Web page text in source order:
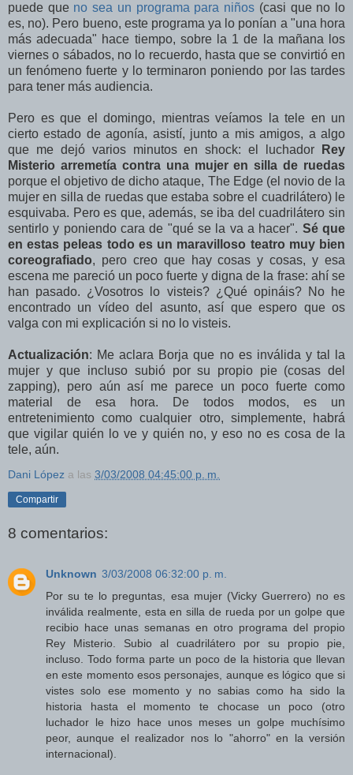
puede que no sea un programa para niños (casi que no lo
es, no). Pero bueno, este programa ya lo ponían a "una hora
más adecuada" hace tiempo, sobre la 1 de la mañana los
viernes o sábados, no lo recuerdo, hasta que se convirtió en
un fenómeno fuerte y lo terminaron poniendo por las tardes
para tener más audiencia.
Pero es que el domingo, mientras veíamos la tele en un
cierto estado de agonía, asistí, junto a mis amigos, a algo
que me dejó varios minutos en shock: el luchador
Rey
Misterio arremetía contra una mujer en silla de ruedas
porque el objetivo de dicho ataque, The Edge (el novio de la
mujer en silla de ruedas que estaba sobre el cuadrilátero) le
esquivaba. Pero es que, además, se iba del cuadrilátero sin
sentirlo y poniendo cara de "qué se la va a hacer". Sé que
en estas peleas todo es un maravilloso teatro muy bien
coreografiado, pero creo que hay cosas y cosas, y esa
escena me pareció un poco fuerte y digna de la frase: ahí se
han pasado. ¿Vosotros lo visteis? ¿Qué opináis? No he
encontrado un vídeo del asunto, así que espero que os
valga con mi explicación si no lo visteis.
Actualización: Me aclara Borja que no es inválida y tal la
mujer y que incluso subió por su propio pie (cosas del
zapping), pero aún así me parece un poco fuerte como
material de esa hora. De todos modos, es un
entretenimiento como cualquier otro, simplemente, habrá
que vigilar quién lo ve y quién no, y eso no es cosa de la
tele, aún.
Dani López a las 3/03/2008 04:45:00 p. m.
Compartir
8 comentarios:
Unknown 3/03/2008 06:32:00 p. m.
Por su te lo preguntas, esa mujer (Vicky Guerrero) no es
inválida realmente, esta en silla de rueda por un golpe que
recibio hace unas semanas en otro programa del propio
Rey Misterio. Subio al cuadrilátero por su propio pie,
incluso. Todo forma parte un poco de la historia que llevan
en este momento esos personajes, aunque es lógico que si
vistes solo ese momento y no sabias como ha sido la
historia hasta el momento te chocase un poco (otro
luchador le hizo hace unos meses un golpe muchísimo
peor, aunque el realizador nos lo "ahorro" en la versión
internacional).